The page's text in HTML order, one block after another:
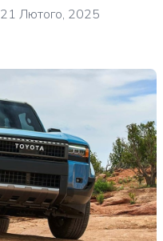
21 Лютого, 2025